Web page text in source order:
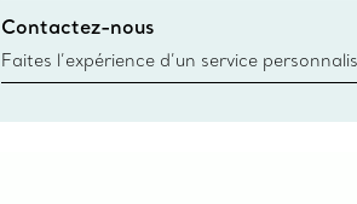
Trouver le magasin le plus près
Contactez-nous
Faites l’expérience d’un service
besoins par les conseillers à la clientèle